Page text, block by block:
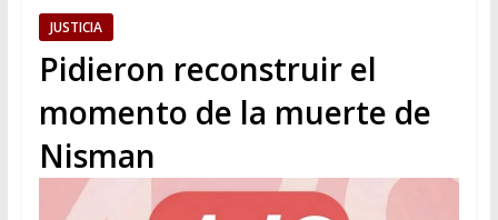
JUSTICIA
Pidieron reconstruir el
momento de la muerte de
Nisman